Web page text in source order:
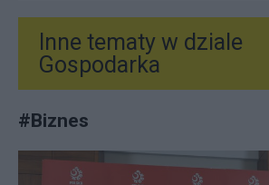
Inne tematy w dziale
Gospodarka
#Biznes